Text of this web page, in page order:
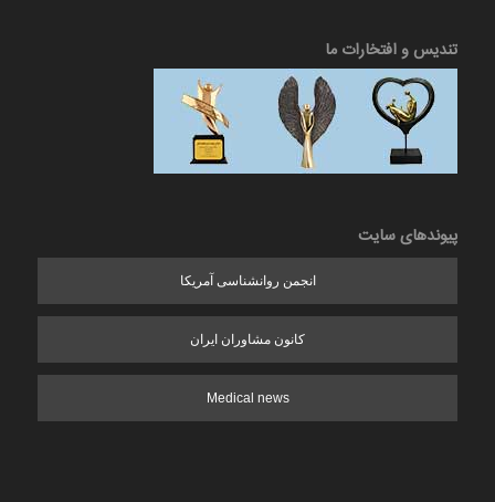
تندیس و افتخارات ما
پیوندهای سایت
انجمن روانشناسی آمریکا
کانون مشاوران ایران
Medical news